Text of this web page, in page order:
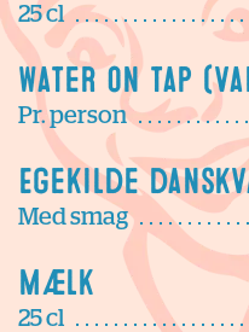
25 cl
Water on tap
Pr. person
Egekilde
Med smag
Mælk
25 cl